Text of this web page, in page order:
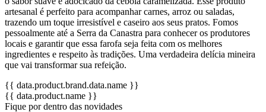
artesanal é perfeito para acompanhar carnes, arroz ou saladas,
trazendo um toque irresistível e caseiro aos seus pratos. Fomos
pessoalmente até a Serra da Canastra para conhecer os produtores
locais e garantir que essa farofa seja feita com os melhores
ingredientes e respeito às tradições. Uma verdadeira delícia mineira
que vai transformar sua refeição.
{{ data.product.brand.data.name }}
{{ data.product.name }}
Fique por dentro das novidades